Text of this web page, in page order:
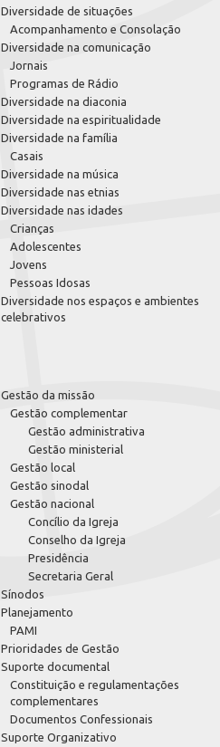
Diversidade de situações
Acompanhamento e Consolação
Diversidade na comunicação
Jornais
Programas de Rádio
Diversidade na diaconia
Diversidade na espiritualidade
Diversidade na família
Casais
Diversidade na música
Diversidade nas etnias
Diversidade nas idades
Crianças
Adolescentes
Jovens
Pessoas Idosas
Diversidade nos espaços e ambientes
celebrativos
Gestão da missão
Gestão complementar
Gestão administrativa
Gestão ministerial
Gestão local
Gestão sinodal
Gestão nacional
Concílio da Igreja
Conselho da Igreja
Presidência
Secretaria Geral
Sínodos
Planejamento
PAMI
Prioridades de Gestão
Suporte documental
Constituição e regulamentações
complementares
Documentos Confessionais
Suporte Organizativo